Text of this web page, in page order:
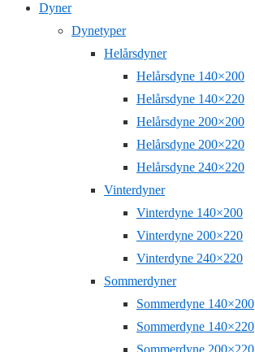
Dyner
Dynetyper
Helårsdyner
Helårsdyne 140×200
Helårsdyne 140×220
Helårsdyne 200×200
Helårsdyne 200×220
Helårsdyne 240×220
Vinterdyner
Vinterdyne 140×200
Vinterdyne 200×220
Vinterdyne 240×220
Sommerdyner
Sommerdyne 140×200
Sommerdyne 140×220
Sommerdyne 200×220